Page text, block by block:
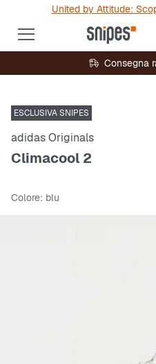
United by Attitude:
Consegna
ESCLUSIVA SNIPES
adidas Originals
Climacool 2
Colore: blu